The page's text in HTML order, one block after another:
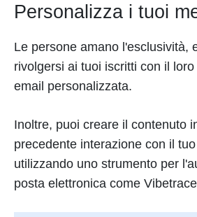
Personalizza i tuoi
Le persone amano l'esclusività,
rivolgersi ai tuoi iscritti con il
email personalizzata.
Inoltre, puoi creare il contenuto
precedente interazione con il
utilizzando uno strumento per
posta elettronica come